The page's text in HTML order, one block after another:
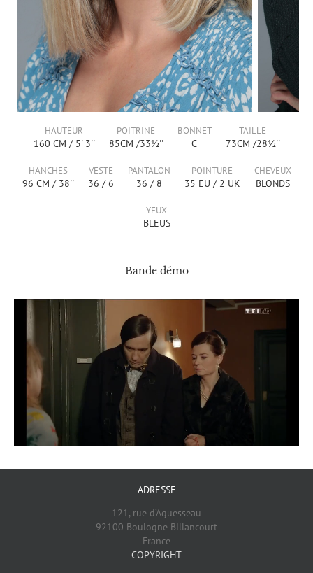
HAUTEUR
160 CM / 5' 3''
POITRINE
85CM /33½''
BONNET
C
TAILLE
73CM /28½''
HANCHES
96 CM / 38''
VESTE
36 /6
PANTALON
36 / 8
POINTURE
35 EU / 2 UK
CHEVEUX
BLONDS
YEUX
BLEUS
Bande démo
ADRESSE
121, rue d’Aguesseau
92100 Boulogne Billancourt
France
COPYRIGHT